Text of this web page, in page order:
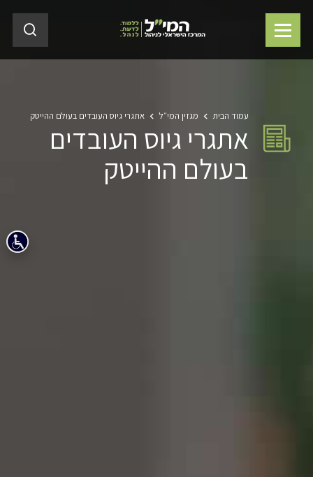
עמוד הבית מגזין המי״ל אתגרי גיוס העובדים בעולם ההייטק
אתגרי גיוס העובדים
בעולם ההייטק